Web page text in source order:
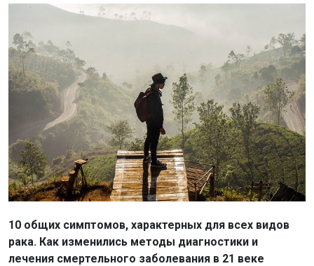
10 общих симптомов, характерных для всех видов
рака. Как изменились методы диагностики и
лечения смертельного заболевания в 21 веке